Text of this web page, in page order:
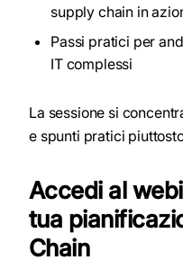
supply chain in
Passi pratici per
IT complessi
La sessione si
e spunti pratici
Accedi al
tua
Chain